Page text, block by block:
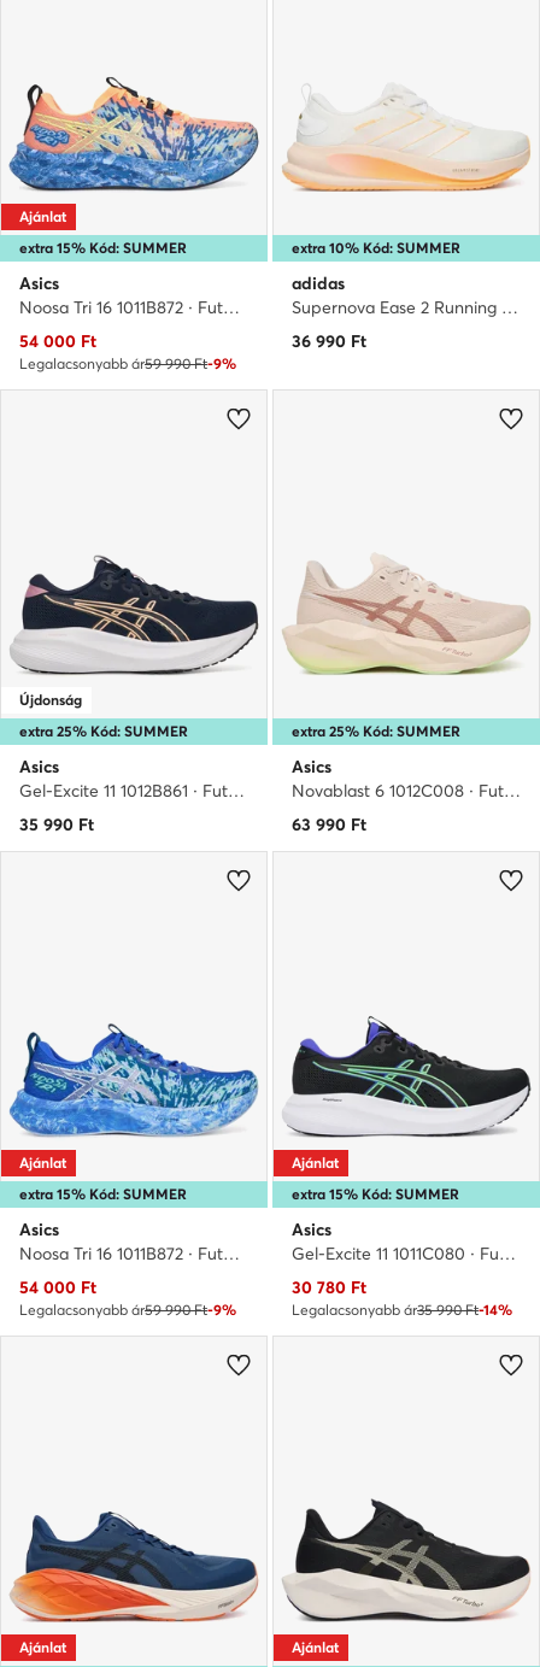
extra 15% Kód: SUMMER
Ajánlat
Asics
Noosa Tri 16 1011B872 · Futócipő
Aktuális ár
54 000 Ft
Legalacsonyabb ár59 990 Ft-9%
extra 10% Kód: SUMMER
adidas
Supernova Ease 2 Running Shoes KJ1841 · Futócipő
36 990 Ft
extra 25% Kód: SUMMER
Újdonság
Asics
Gel-Excite 11 1012B861 · Futócipő
35 990 Ft
extra 25% Kód: SUMMER
Asics
Novablast 6 1012C008 · Futócipő
63 990 Ft
extra 15% Kód: SUMMER
Ajánlat
Asics
Noosa Tri 16 1011B872 · Futócipő
Aktuális ár
54 000 Ft
Legalacsonyabb ár59 990 Ft-9%
extra 15% Kód: SUMMER
Ajánlat
Asics
Gel-Excite 11 1011C080 · Futócipő
Aktuális ár
30 780 Ft
Legalacsonyabb ár35 990 Ft-14%
Ajánlat Ajánlat